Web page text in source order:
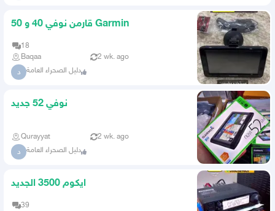
قارمن نوفي 40 و 50 Garmin
18
Baqaa
2 wk. ago
د دليل الصحراء العامة
نوفي 52 جديد
Qurayyat 2 wk. ago
د دليل الصحراء العامة
ايكوم 3500 الجديد
39